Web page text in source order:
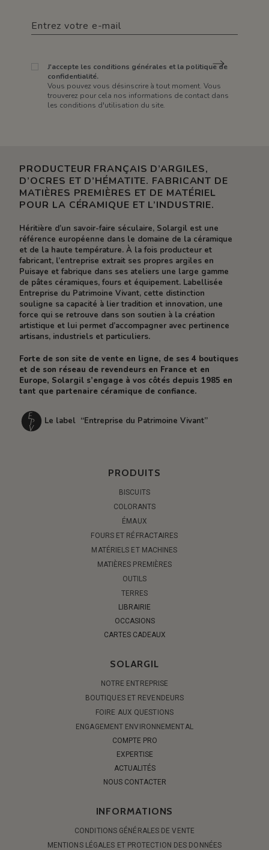
J'accepte les conditions générales et la politique de
confidentialité.
Vous pouvez vous désinscrire à tout moment. Vous
trouverez pour cela nos informations de contact dans
les conditions d'utilisation du site.
PRODUCTEUR FRANÇAIS D’ARGILES,
D’OCRES ET D’HÉMATITE. FABRICANT DE
MATIÈRES PREMIÈRES ET DE MATÉRIEL
POUR LA CÉRAMIQUE ET L’INDUSTRIE.
Héritière d’un savoir-faire séculaire, Solargil est une
référence européenne dans le domaine de la céramique
et de la haute température. À la fois producteur et
fabricant, l’entreprise extrait ses propres argiles en
Puisaye et fabrique dans ses ateliers une large gamme
de pâtes céramiques, fours et équipement. Labellisée
Entreprise du Patrimoine Vivant, cette distinction
souligne sa capacité à lier tradition et innovation, une
force qui se retrouve dans son soutien à la création
artistique et lui permet d’accompagner avec pertinence
artisans, industriels et particuliers.
Forte de son site de vente en ligne, de ses 4 boutiques
et de son réseau de revendeurs en France et en
Europe, Solargil s’engage à vos côtés depuis 1985 en
tant que partenaire céramique de confiance.
Le label “Entreprise du Patrimoine Vivant”
PRODUITS
BISCUITS
COLORANTS
ÉMAUX
FOURS ET RÉFRACTAIRES
MATÉRIELS ET MACHINES
MATIÈRES PREMIÈRES
OUTILS
TERRES
LIBRAIRIE
OCCASIONS
CARTES CADEAUX
SOLARGIL
NOTRE ENTREPRISE
BOUTIQUES ET REVENDEURS
FOIRE AUX QUESTIONS
ENGAGEMENT ENVIRONNEMENTAL
COMPTE PRO
EXPERTISE
ACTUALITÉS
NOUS CONTACTER
INFORMATIONS
CONDITIONS GÉNÉRALES DE VENTE
MENTIONS LÉGALES ET PROTECTION DES DONNÉES